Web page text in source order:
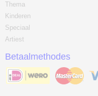
Thema
Kinderen
Speciaal
Artiest
Betaalmethodes